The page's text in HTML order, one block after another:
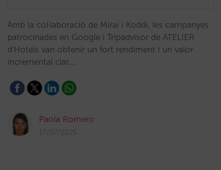
Amb la col·laboració de Mirai i Koddi, les campanyes
patrocinades en Google i Tripadvisor de ATELIER
d'Hotels van obtenir un fort rendiment i un valor
incremental clar.…
Paola Romero
17/07/2025